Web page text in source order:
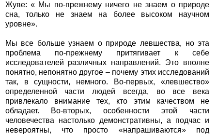
Жуве: « Мы по-прежнему ничего не знаем о природе
сна, только не знаем на более высоком научном
уровне».
Мы все больше узнаем о природе левшества, но эта
проблема по-прежнему притягивает к себе
исследователей различных направлений. Это вполне
понятно, непонятно другое – почему этих исследований
так, в сущности, немного. Во-первых, «левшество»
определенной части людей всегда, во все века
привлекало внимание тех, кто этим качеством не
обладает. Во-вторых, особенности этой части
человечества настолько демонстративны, а подчас и
невероятны, что просто «напрашиваются» под